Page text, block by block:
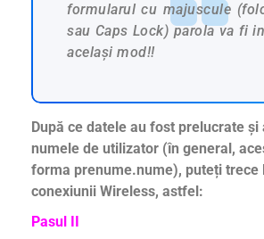
formularul cu majuscule
sau Caps Lock) parola va fi
același mod!!
După ce datele au fost prelucrate și
numele de utilizator (în general,
forma prenume.nume), puteți trece
conexiunii Wireless, astfel:
Pasul II